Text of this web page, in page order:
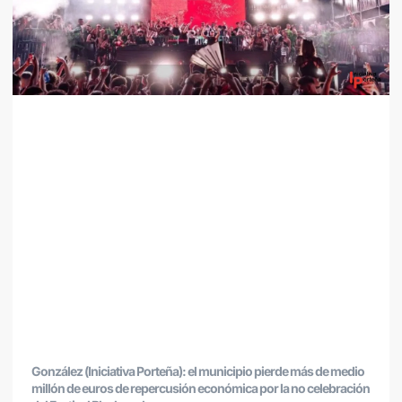
González (Iniciativa Porteña): el municipio pierde más de medio
millón de euros de repercusión económica por la no celebración